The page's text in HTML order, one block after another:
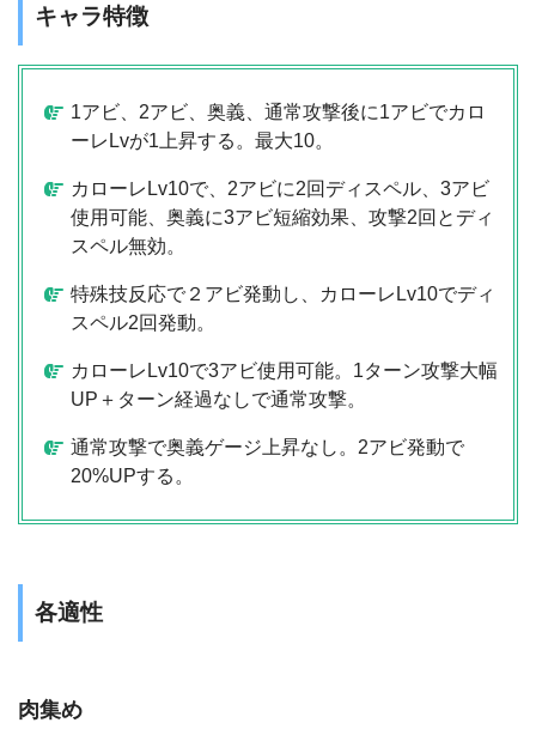
キャラ特徴
1アビ、2アビ、奥義、通常攻撃後に1アビでカロ
ーレLvが1上昇する。最大10。
カローレLv10で、2アビに2回ディスペル、3アビ
使用可能、奥義に3アビ短縮効果、攻撃2回とディ
スペル無効。
特殊技反応で２アビ発動し、カローレLv10でディ
スペル2回発動。
カローレLv10で3アビ使用可能。1ターン攻撃大幅
UP＋ターン経過なしで通常攻撃。
通常攻撃で奥義ゲージ上昇なし。2アビ発動で
20%UPする。
各適性
肉集め